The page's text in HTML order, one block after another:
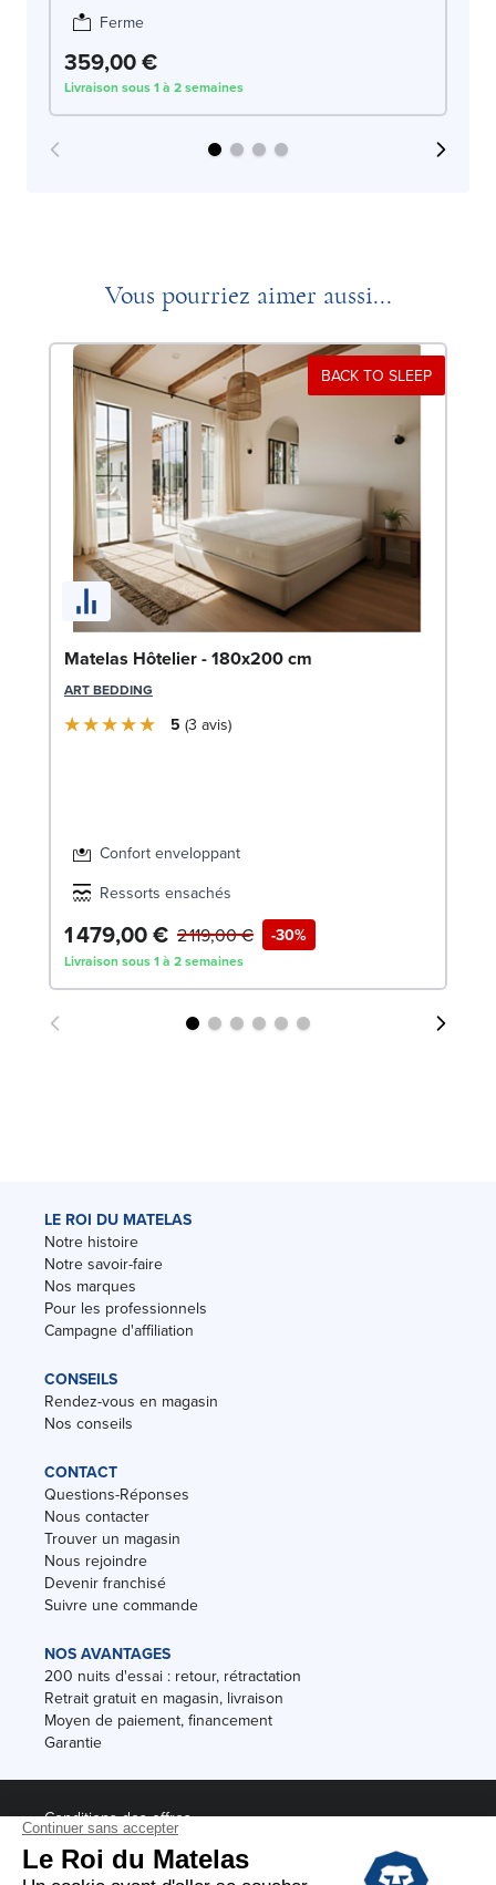
Ferme
359,00 €
Livraison sous 1 à 2 semaines
Vous pourriez aimer aussi...
BACK TO SLEEP
Matelas Hôtelier - 180x200 cm
ART BEDDING
5 3 avis
Confort enveloppant
Ressorts ensachés
1 479,00 € -30%
2 119,00 €
Livraison sous 1 à 2 semaines
LE ROI DU MATELAS
Notre histoire
Notre savoir-faire
Nos marques
Pour les professionnels
Campagne d'affiliation
CONSEILS
Rendez-vous en magasin
Nos conseils
CONTACT
Questions-Réponses
Nous contacter
Trouver un magasin
Nous rejoindre
Devenir franchisé
Suivre une commande
NOS AVANTAGES
200 nuits d'essai : retour, rétractation
Retrait gratuit en magasin, livraison
Moyen de paiement, financement
Garantie
Conditions des offres
Black Friday
Destockage